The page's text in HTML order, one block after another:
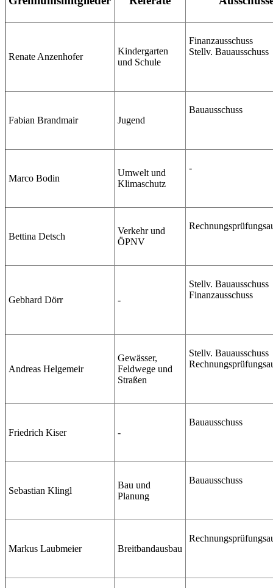
Renate Anzenhofer
Kindergarten
und Schule
Finanzausschuss
Stellv. Bauausschuss
Fabian Brandmair Jugend
Bauausschuss
Marco Bodin
Umwelt und
Klimaschutz
-
Bettina Detsch
Verkehr und
ÖPNV
Gebhard Dörr -
Stellv. Bauausschuss
Finanzausschuss
Andreas Helgemeir
Gewässer,
Feldwege und
Straßen
Stellv. Bauausschuss
Friedrich Kiser -
Bauausschuss
Sebastian Klingl
Bau und
Planung
Bauausschuss
Markus Laubmeier Breitbandausbau